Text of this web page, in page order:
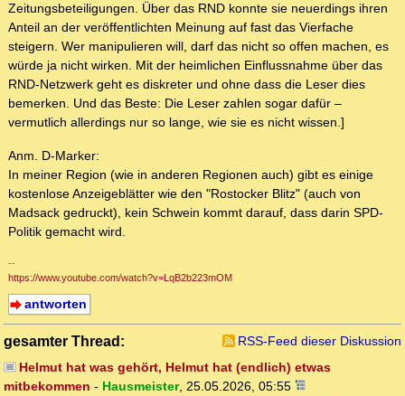
Zeitungsbeteiligungen. Über das RND konnte sie neuerdings ihren
Anteil an der veröffentlichten Meinung auf fast das Vierfache
steigern. Wer manipulieren will, darf das nicht so offen machen, es
würde ja nicht wirken. Mit der heimlichen Einflussnahme über das
RND-Netzwerk geht es diskreter und ohne dass die Leser dies
bemerken. Und das Beste: Die Leser zahlen sogar dafür –
vermutlich allerdings nur so lange, wie sie es nicht wissen.]
Anm. D-Marker:
In meiner Region (wie in anderen Regionen auch) gibt es einige
kostenlose Anzeigeblätter wie den "Rostocker Blitz" (auch von
Madsack gedruckt), kein Schwein kommt darauf, dass darin SPD-
Politik gemacht wird.
--
https://www.youtube.com/watch?v=LqB2b223mOM
antworten
gesamter Thread:
RSS-Feed dieser Diskussion
Helmut hat was gehört, Helmut hat (endlich) etwas
mitbekommen - Hausmeister, 25.05.2026, 05:55